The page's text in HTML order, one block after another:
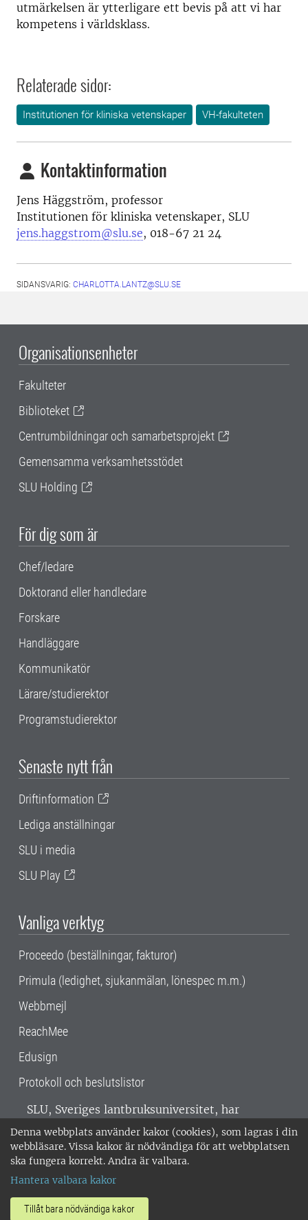
Denna webbplats använder kakor (cookies), som lagras i din
webbläsare. Vissa kakor är nödvändiga för att webbplatsen
ska fungera korrekt. Andra är valbara.
Hantera valbara kakor
Tillåt bara nödvändiga kakor
utmärkelsen är ytterligare ett bevis på att vi har
kompetens i världsklass.
Relaterade sidor:
Institutionen för kliniska vetenskaper VH-fakulteten
Kontaktinformation
Jens Häggström, professor
Institutionen för kliniska vetenskaper, SLU
jens.haggstrom@slu.se, 018-67 21 24
SIDANSVARIG: CHARLOTTA.LANTZ@SLU.SE
Organisationsenheter
Fakulteter
Biblioteket
Centrumbildningar och samarbetsprojekt
Gemensamma verksamhetsstödet
SLU Holding
För dig som är
Chef/ledare
Doktorand eller handledare
Forskare
Handläggare
Kommunikatör
Lärare/studierektor
Programstudierektor
Senaste nytt från
Driftinformation
Lediga anställningar
SLU i media
SLU Play
Vanliga verktyg
Proceedo (beställningar, fakturor)
Primula (ledighet, sjukanmälan, lönespec m.m.)
Webbmejl
ReachMee
Edusign
Protokoll och beslutslistor
SLU, Sveriges lantbruksuniversitet, har
verksamhet över hela Sverige. Huvudorter är
Alnarp, Uppsala och Umeå.SLU är
miljöcertifierat enligt ISO 14001. •
018-67 10 00 • Org nr: 202100-2817 •
Om SLU:s webbplatser